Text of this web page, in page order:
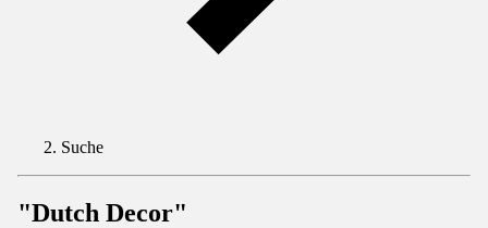
Suche
"Dutch Decor"